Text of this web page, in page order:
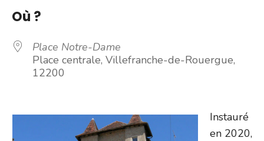
Où ?
Place Notre-Dame
Place centrale, Villefranche-de-Rouergue,
12200
Instauré
en 2020,